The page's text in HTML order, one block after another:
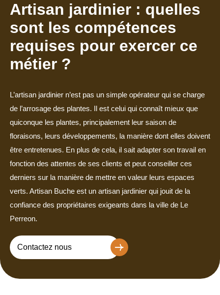
Artisan jardinier : quelles
sont les compétences
requises pour exercer ce
métier ?
L’artisan jardinier n’est pas un simple opérateur qui se charge
de l’arrosage des plantes. Il est celui qui connaît mieux que
quiconque les plantes, principalement leur saison de
floraisons, leurs développements, la manière dont elles doivent
être entretenues. En plus de cela, il sait adapter son travail en
fonction des attentes de ses clients et peut conseiller ces
derniers sur la manière de mettre en valeur leurs espaces
verts. Artisan Buche est un artisan jardinier qui jouit de la
confiance des propriétaires exigeants dans la ville de Le
Perreon.
Contactez nous